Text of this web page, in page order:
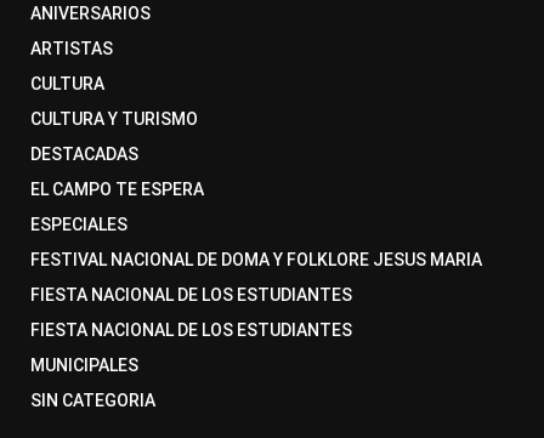
ANIVERSARIOS
ARTISTAS
CULTURA
CULTURA Y TURISMO
DESTACADAS
EL CAMPO TE ESPERA
ESPECIALES
FESTIVAL NACIONAL DE DOMA Y FOLKLORE JESUS MARIA
FIESTA NACIONAL DE LOS ESTUDIANTES
FIESTA NACIONAL DE LOS ESTUDIANTES
MUNICIPALES
SIN CATEGORIA